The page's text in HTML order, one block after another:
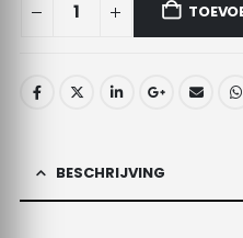
BESCHRIJVING